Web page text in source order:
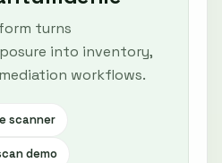
turns
into inventory,
workflows.
scanner
demo